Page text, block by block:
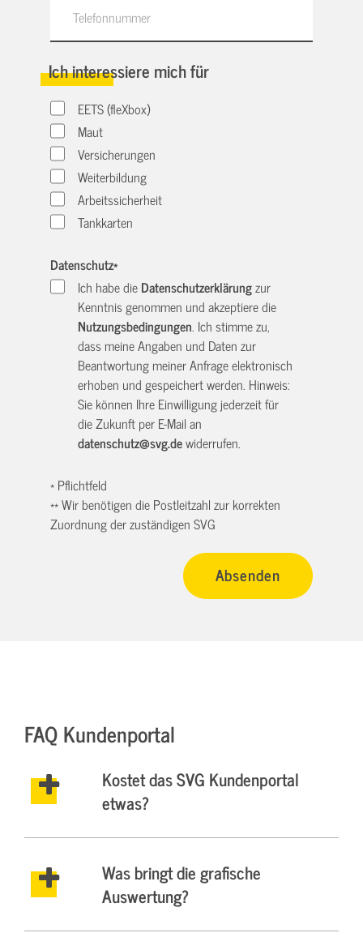
Ich interessiere mich für
EETS (fleXbox)
Maut
Versicherungen
Weiterbildung
Arbeitssicherheit
Tankkarten
Datenschutz*
Ich habe dieDatenschutzerklärungzur
Kenntnis genommen und akzeptiere die
Nutzungsbedingungen. Ich stimme zu,
dass meine Angaben und Daten zur
Beantwortung meiner Anfrage elektronisch
erhoben und gespeichert werden. Hinweis:
Sie können Ihre Einwilligung jederzeit für
die Zukunft per E-Mail an
datenschutz@svg.dewiderrufen.
* Pflichtfeld
** Wir benötigen die Postleitzahl zur korrekten
Zuordnung der zuständigen SVG
FAQ Kundenportal
Kostet das SVG Kundenportal
etwas?
Was bringt die grafische
Auswertung?